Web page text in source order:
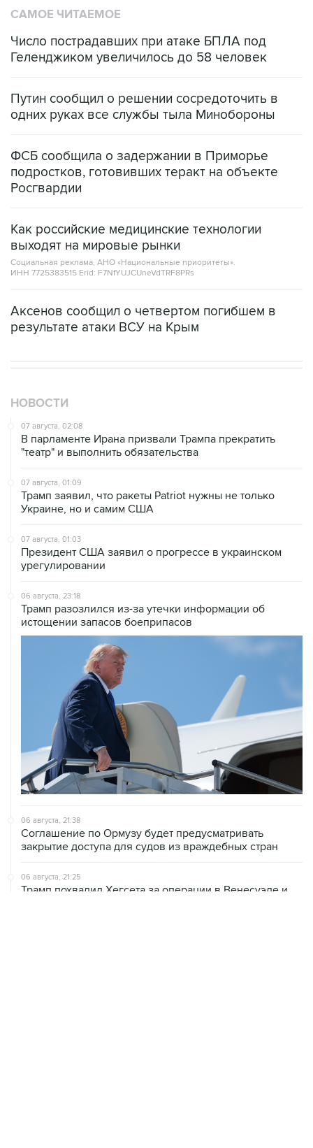
САМОЕ ЧИТАЕМОЕ
Число пострадавших при атаке БПЛА под
Геленджиком увеличилось до 58 человек
Путин сообщил о решении сосредоточить в
одних руках все службы тыла Минобороны
ФСБ сообщила о задержании в Приморье
подростков, готовивших теракт на объекте
Росгвардии
Как российские медицинские технологии
выходят на мировые рынки
Социальная реклама, АНО «Национальные приоритеты».
ИНН 7725383515 Erid: F7NfYUJCUneVdTRF8PRs
Аксенов сообщил о четвертом погибшем в
результате атаки ВСУ на Крым
НОВОСТИ
07 августа, 02:08
В парламенте Ирана призвали Трампа прекратить
"театр" и выполнить обязательства
07 августа, 01:09
Трамп заявил, что ракеты Patriot нужны не только
Украине, но и самим США
07 августа, 01:03
Президент США заявил о прогрессе в украинском
урегулировании
06 августа, 23:18
Трамп разозлился из-за утечки информации об
истощении запасов боеприпасов
06 августа, 21:38
Соглашение по Ормузу будет предусматривать
закрытие доступа для судов из враждебных стран
06 августа, 21:25
Трамп похвалил Хегсета за операции в Венесуэле и